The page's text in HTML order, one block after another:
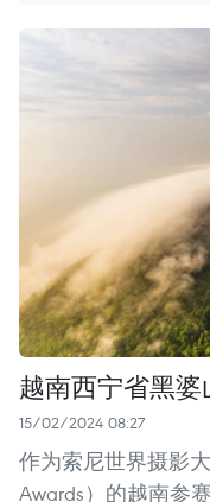
越南西宁省黑
15/02/2024 08:27
作为索尼世界摄影大
Awards）的越南参